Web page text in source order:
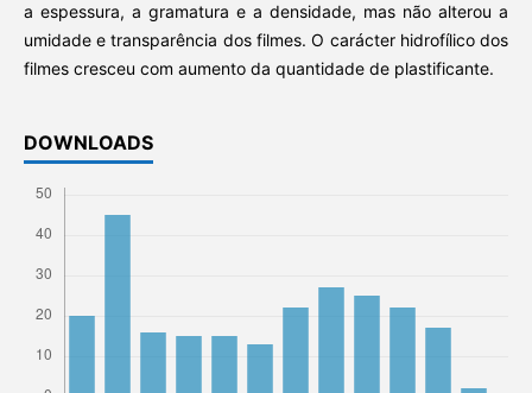
a espessura, a gramatura e a densidade, mas não alterou a
umidade e transparência dos filmes. O carácter hidrofílico dos
filmes cresceu com aumento da quantidade de plastificante.
DOWNLOADS